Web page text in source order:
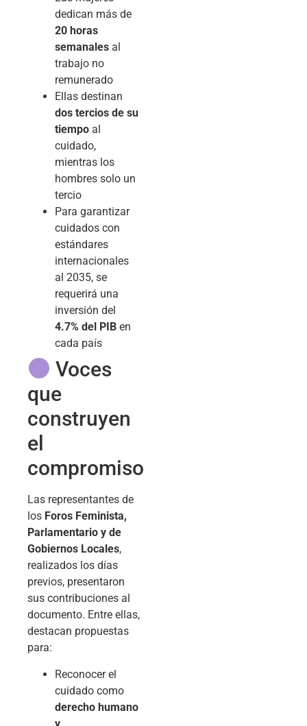
dedican más de
20 horas
semanales al
trabajo no
remunerado
Ellas destinan
dos tercios de su
tiempo al
cuidado,
mientras los
hombres solo un
tercio
Para garantizar
cuidados con
estándares
internacionales
al 2035, se
requerirá una
inversión del
4.7% del PIB en
cada país
Voces
que
construyen
el
compromiso
Las representantes de
los Foros Feminista,
Parlamentario y de
Gobiernos Locales,
realizados los días
previos, presentaron
sus contribuciones al
documento. Entre ellas,
destacan propuestas
para:
Reconocer el
cuidado como
derecho humano
y